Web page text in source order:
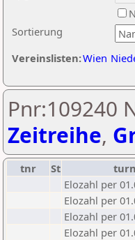
Sortierung
Vereinslisten:Wien
Pnr:109240
Zeitreihe,
tnr St
Elozahl per
Elozahl per
Elozahl per
Elozahl per